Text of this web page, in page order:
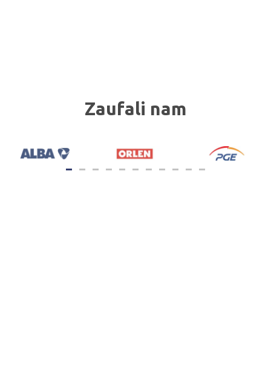
Zaufali nam